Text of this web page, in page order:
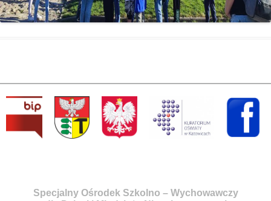
Specjalny Ośrodek Szkolno – Wychowawczy